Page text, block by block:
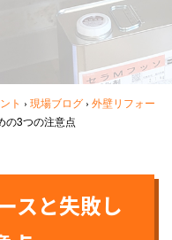
ト › 現場ブログ › 外壁リフォー
の3つの注意点
スと失敗し